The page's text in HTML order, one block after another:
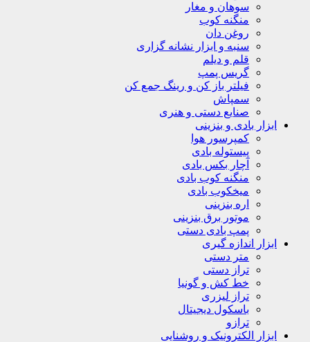
سوهان و مغار
منگنه کوب
روغن دان
سنبه و ابزار نشانه گزاری
قلم و دیلم
گریس پمپ
فیلتر باز کن و رینگ جمع کن
سمپاش
صنایع دستی و هنری
ابزار بادی و بنزینی
کمپرسور هوا
پیستوله بادی
آچار بکس بادی
منگنه کوب بادی
میخکوب بادی
اره بنزینی
موتور برق بنزینی
پمپ بادی دستی
ابزار اندازه گیری
متر دستی
تراز دستی
خط کش و گونیا
تراز لیزری
باسکول دیجیتال
ترازو
ابزار الکترونیک و روشنایی